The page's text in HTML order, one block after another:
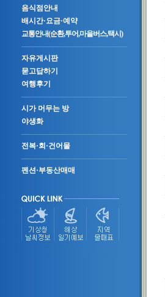
음식점안내
배시간·요금·예약
교통안내(순환,투어,마을버스,택시)
자유게시판
묻고답하기
여행후기
시가 머무는 방
야생화
전복·회·건어물
펜션·부동산매매